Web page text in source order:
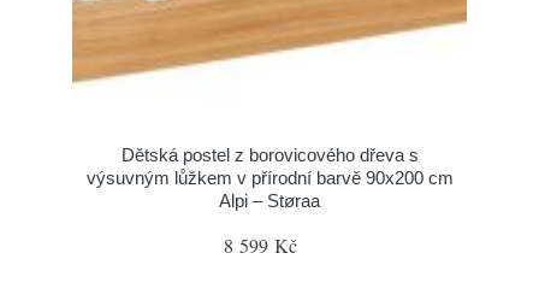
Dětská postel z borovicového dřeva s
výsuvným lůžkem v přírodní barvě 90x200 cm
Alpi – Støraa
8 599 Kč